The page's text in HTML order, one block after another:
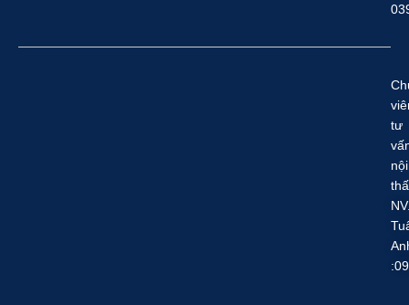
tư
nội